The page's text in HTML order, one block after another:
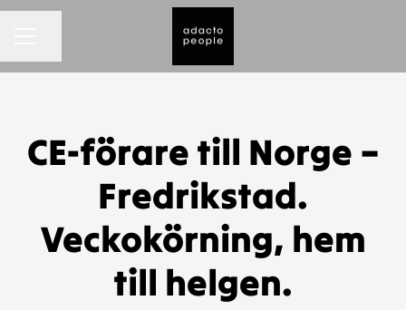
CE-förare till Norge –
Fredrikstad.
Veckokörning, hem
till helgen.